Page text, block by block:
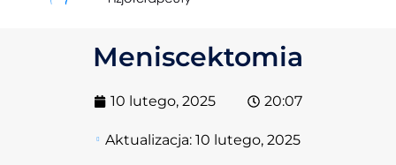
Meniscektomia
10 lutego, 2025 20:07
Aktualizacja: 10 lutego, 2025